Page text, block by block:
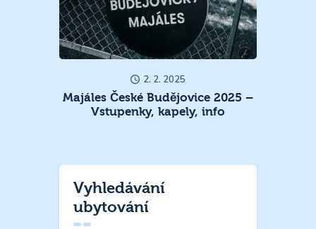
2. 2. 2025
Majáles České Budějovice 2025 –
Vstupenky, kapely, info
Vyhledávání
ubytování